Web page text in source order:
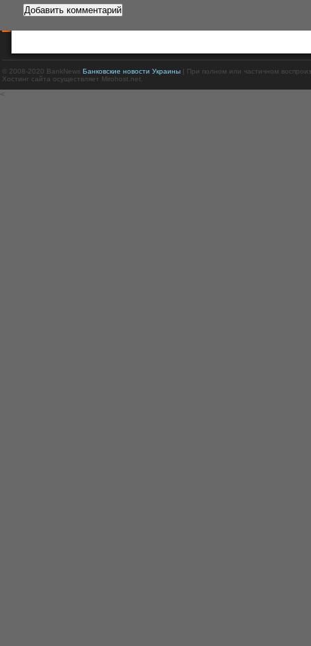
© 2008-2020 BankNews Банковские новости Украины| При полном или частичном
Хостинг сайта осуществляет Mirohost.net.
<